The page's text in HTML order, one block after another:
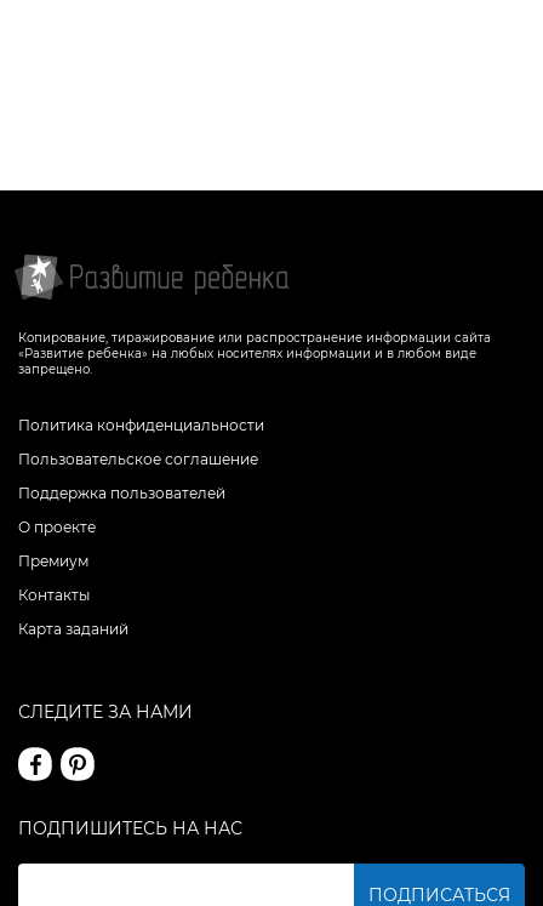
Копирование, тиражирование или распространение информации сайта
«Развитие ребенка» на любых носителях информации и в любом виде
запрещено.
Политика конфиденциальности
Пользовательское соглашение
Поддержка пользователей
О проекте
Премиум
Контакты
Карта заданий
СЛЕДИТЕ ЗА НАМИ
ПОДПИШИТЕСЬ НА НАС
ПОДПИСАТЬСЯ